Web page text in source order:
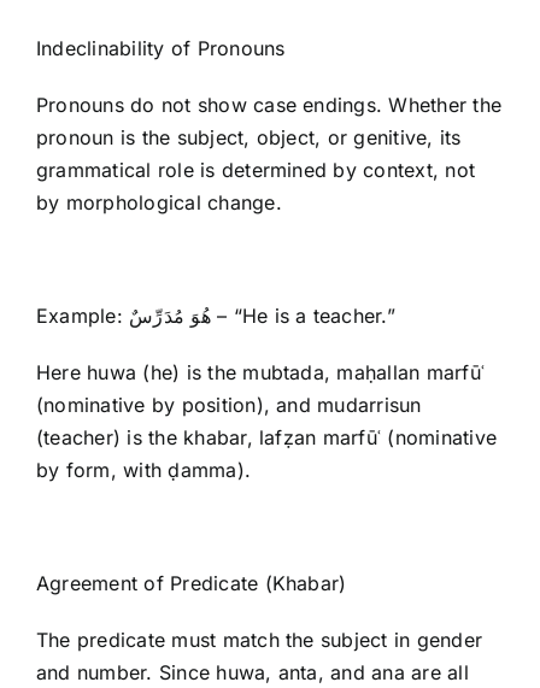
Indeclinability of Pronouns
Pronouns do not show case endings. Whether the
pronoun is the subject, object, or genitive, its
grammatical role is determined by context, not
by morphological change.
Example: هُوَ مُدَرِّسٌ – “He is a teacher.”
Here huwa (he) is the mubtada, maḥallan marfūʿ
(nominative by position), and mudarrisun
(teacher) is the khabar, lafẓan marfūʿ (nominative
by form, with ḍamma).
Agreement of Predicate (Khabar)
The predicate must match the subject in gender
and number. Since huwa, anta, and ana are all